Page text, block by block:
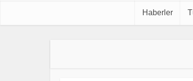
Haberler